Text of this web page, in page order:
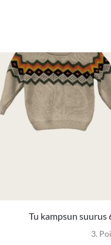
Tu kampsun suurus
3.